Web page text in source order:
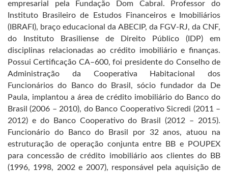
empresarial pela Fundação Dom Cabral. Professor do
Instituto Brasileiro de Estudos Financeiros e Imobiliários
(IBRAFI), braço educacional da ABECIP, da FGV-RJ, da CNF,
do Instituto Brasiliense de Direito Público (IDP) em
disciplinas relacionadas ao crédito imobiliário e finanças.
Possui Certificação CA–600, foi presidente do Conselho de
Administração da Cooperativa Habitacional dos
Funcionários do Banco do Brasil, sócio fundador da De
Paula, implantou a área de crédito imobiliário do Banco do
Brasil (2006 – 2010), do Banco Cooperativo Sicredi (2011 –
2012) e do Banco Cooperativo do Brasil (2012 – 2015).
Funcionário do Banco do Brasil por 32 anos, atuou na
estruturação de operação conjunta entre BB e POUPEX
para concessão de crédito imobiliário aos clientes do BB
(1996, 1998, 2002 e 2007), responsável pela aquisição de